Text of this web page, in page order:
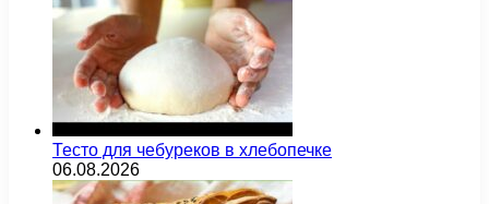
Тесто для чебуреков в хлебопечке
06.08.2026